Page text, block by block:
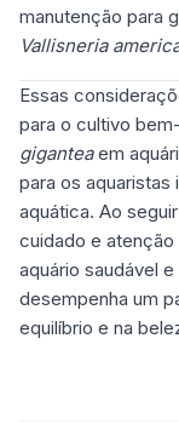
manutenção para
Vallisneria
Essas
para o cultivo
giganteaem
para os aquaristas
aquática. Ao
cuidado e atenção
aquário saudável
desempenha um
equilíbrio e na